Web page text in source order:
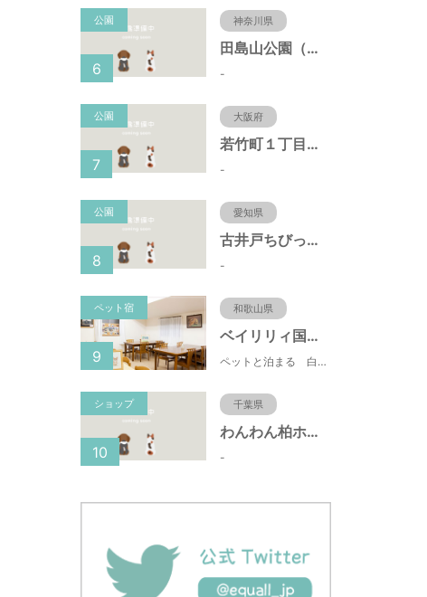
公園 神奈川県
田島山公園（神奈川県藤沢市）
-
6
公園 大阪府
若竹町１丁目第３公園（大阪府豊中市）
-
7
公園 愛知県
古井戸ちびっ子広場（愛知県大府市）
-
8
ペット宿 和歌山県
ベイリリィ国民宿舎しらゆり荘
ペットと泊まる 白浜温泉 ベイリリィ国民宿舎しらゆり荘
9
ショップ 千葉県
わんわん柏ホームビレッジ（老犬ホーム・老犬ホテル）
-
10